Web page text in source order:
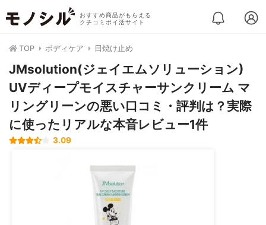
おすすめ商品がもらえる
クチコミポイ活サイト
TOP ボディケア 日焼け止め
JMsolution(ジェイエムソリューション)
UVディープモイスチャーサンクリーム マ
リングリーンの悪い口コミ・評判は？実際
に使ったリアルな本音レビュー1件
3.09